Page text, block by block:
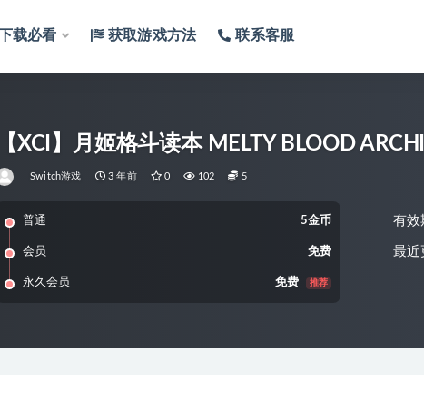
下载必看 获取游戏方法 联系客服
【XCI】月姬格斗读本 MELTY BLOOD
Switch游戏 3 年前 0 102 5
普通 5金币
会员 免费
永久会员 免费 推荐
有效
最近